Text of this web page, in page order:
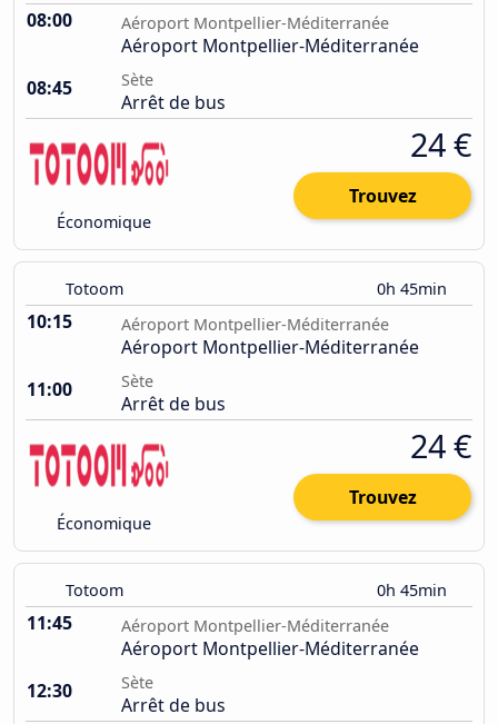
08:00 Aéroport Montpellier-Méditerranée
Aéroport Montpellier-Méditerranée
08:45
Sète
Arrêt de bus
Économique
24 €
Trouvez
Totoom 0h 45min
10:15 Aéroport Montpellier-Méditerranée
Aéroport Montpellier-Méditerranée
11:00
Sète
Arrêt de bus
Économique
24 €
Trouvez
Totoom 0h 45min
11:45 Aéroport Montpellier-Méditerranée
Aéroport Montpellier-Méditerranée
12:30
Sète
Arrêt de bus